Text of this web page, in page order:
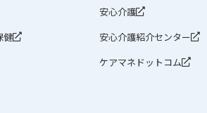
健
安心介護
安心介護紹介センター
ケアマネドットコム